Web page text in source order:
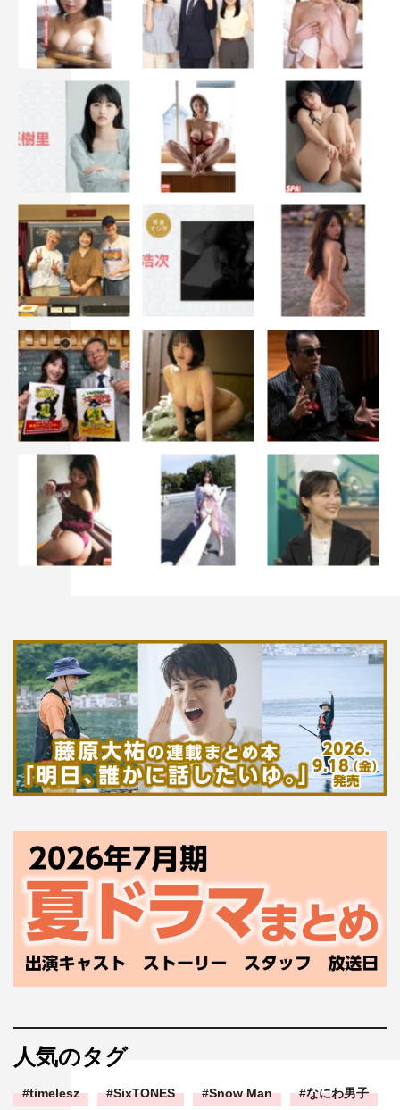
人気のタグ
timelesz SixTONES Snow Man なにわ男子